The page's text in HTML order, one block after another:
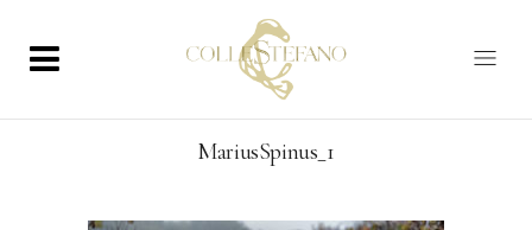
MariusSpinus_1